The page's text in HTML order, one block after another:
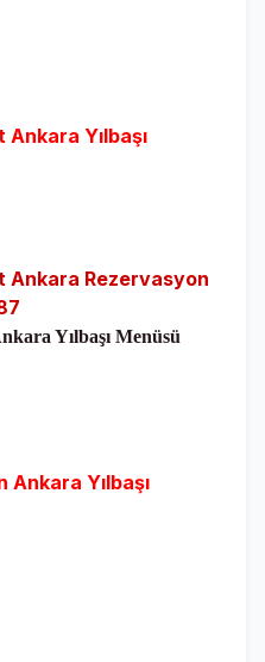
Ankara Yılbaşı
Ankara Rezervasyon
Yılbaşı Menüsü
Ankara Yılbaşı